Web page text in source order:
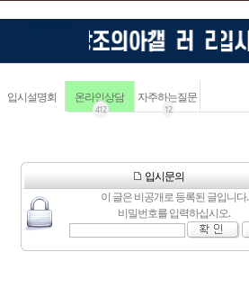
입시설명회 온라인상담
412
자주하는질문
12
입시문의
이 글은 비공개로 등록된 글입니다.
비밀번호를 입력하십시오.